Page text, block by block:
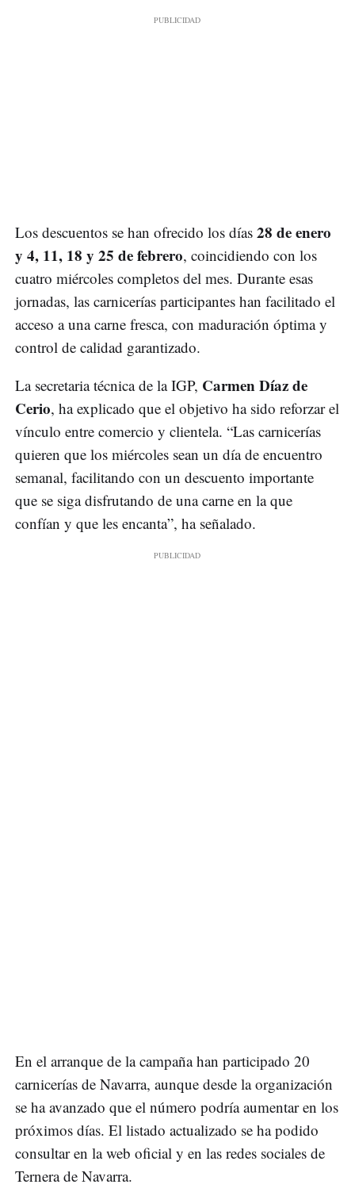
Los descuentos se han ofrecido los días 28 de enero
y 4, 11, 18 y 25 de febrero, coincidiendo con los
cuatro miércoles completos del mes. Durante esas
jornadas, las carnicerías participantes han facilitado el
acceso a una carne fresca, con maduración óptima y
control de calidad garantizado.
La secretaria técnica de la IGP, Carmen Díaz de
Cerio, ha explicado que el objetivo ha sido reforzar el
vínculo entre comercio y clientela. “Las carnicerías
quieren que los miércoles sean un día de encuentro
semanal, facilitando con un descuento importante
que se siga disfrutando de una carne en la que
confían y que les encanta”, ha señalado.
En el arranque de la campaña han participado 20
carnicerías de Navarra, aunque desde la organización
se ha avanzado que el número podría aumentar en los
próximos días. El listado actualizado se ha podido
consultar en la web oficial y en las redes sociales de
Ternera de Navarra.